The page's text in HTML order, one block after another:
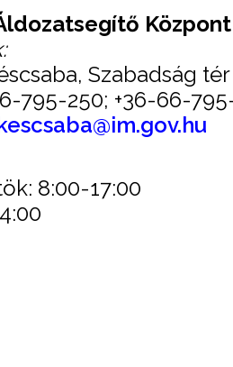
Központ
Szabadság tér
795-250; +36-66-
8:00-17:00